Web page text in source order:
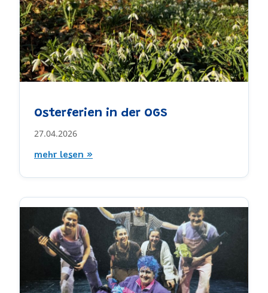
Osterferien in der OGS
27.04.2026
mehr lesen »